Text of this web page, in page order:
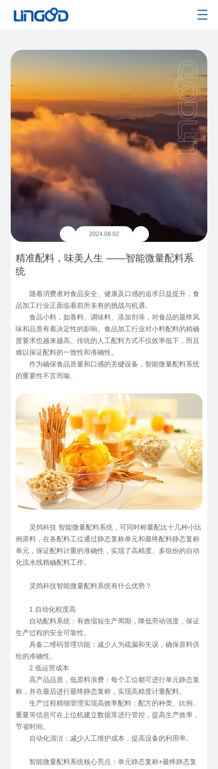
2024.08.02
精准配料，味美人生 ——智能微量配料系
统
随着消费者对食品安全、健康及口感的追求日益提升，食
品加工行业正面临着前所未有的挑战与机遇。
食品小料，如香料、调味料、添加剂等，对食品的最终风
味和品质有着决定性的影响。食品加工行业对小料配料的精确
度要求也越来越高。传统的人工配料方式不仅效率低下，而且
难以保证配料的一致性和准确性。
作为确保食品质量和口感的关键设备，智能微量配料系统
的重要性不言而喻。
灵鸽科技 智能微量配料系统，可同时称量配比十几种小比
例原料，在各配料工位通过静态复称单元和最终配料静态复称
单元，保证配料计重的准确性，实现了高精度、多组份的自动
化流水线精确配料工作。
灵鸽科技智能微量配料系统有什么优势？
1.自动化程度高
自动配料系统：有效缩短生产周期，降低劳动强度，保证
生产过程的安全可靠性。
具备二维码管理功能：减少人为疏漏和失误，确保原料供
给的准确性。
2.低运营成本
高产品品质，低原料浪费：每个工位都可进行单元静态复
称，并在最后进行最终静态复称，实现高精度计重配料。
生产过程精细管理实现高效率配料：配方的种类、比例、
重量等信息可在上位机建立数据库进行管控，提高生产效率，
节省时间。
自动化清洁：减少人工维护成本，提高设备的利用率。
智能微量配料系统核心亮点：单元静态复称+最终静态复